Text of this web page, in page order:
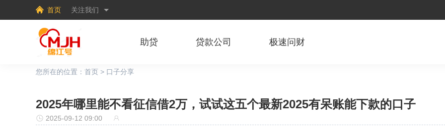
首页 关注我们
助贷 贷款公司 极速问财
您所在的位置： 首页 > 口子分享
2025年哪里能不看征信借2万，试试这五个最新2025有呆账能下款的口子
2025-09-12 09:00